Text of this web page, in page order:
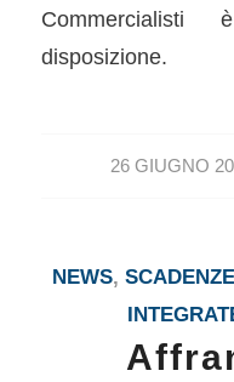
disposizione.
26 GIUGNO
/
NEWS,SCADENZE